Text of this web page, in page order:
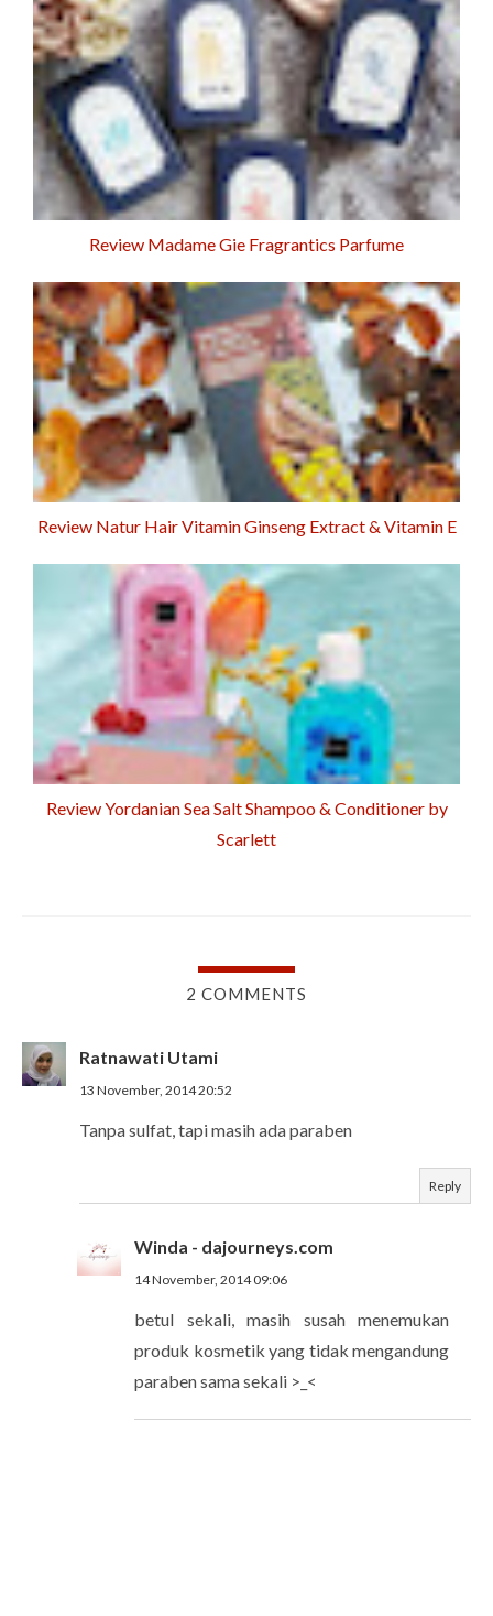
Review Madame Gie Fragrantics Parfume
Review Natur Hair Vitamin Ginseng Extract & Vitamin E
Review Yordanian Sea Salt Shampoo & Conditioner by
Scarlett
2 COMMENTS
Ratnawati Utami
13 November, 2014 20:52
Tanpa sulfat, tapi masih ada paraben
Reply
Winda - dajourneys.com
14 November, 2014 09:06
betul sekali, masih susah menemukan
produk kosmetik yang tidak mengandung
paraben sama sekali >_<